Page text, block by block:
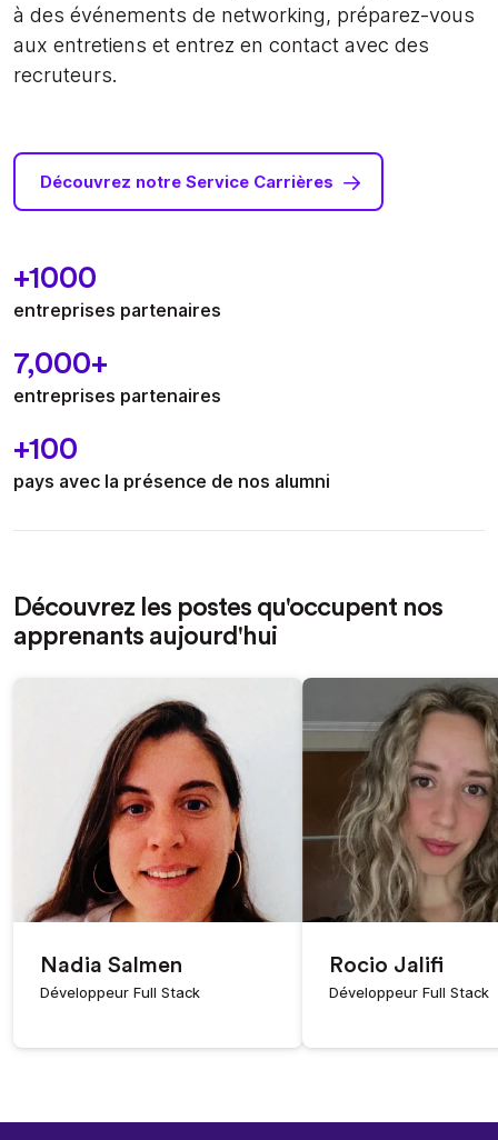
à des événements de networking, préparez-vous
aux entretiens et entrez en contact avec des
recruteurs.
Découvrez notre Service Carrières
+1000
entreprises partenaires
7,000+
entreprises partenaires
+100
pays avec la présence de nos alumni
Découvrez les postes qu'occupent nos
apprenants aujourd'hui
Nadia Salmen
Développeur Full Stack
Rocio Jalifi
Développeur Full Stack